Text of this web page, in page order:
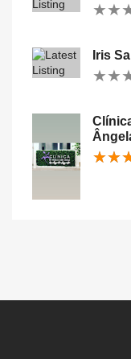
★★
★★
Iris
★★
★★
★★
★★